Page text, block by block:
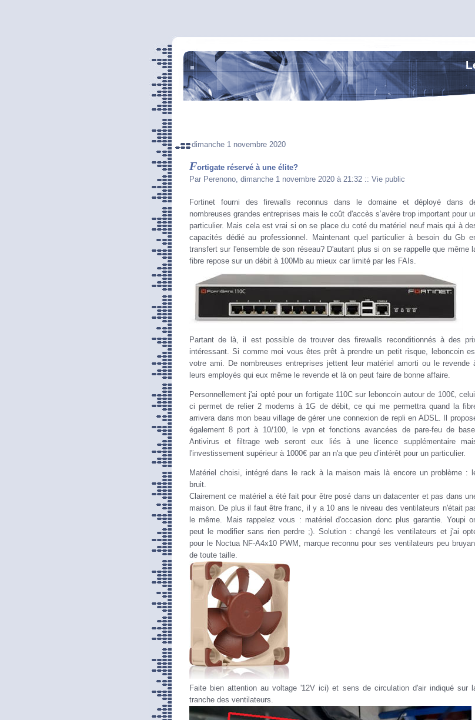
dimanche 1 novembre 2020
Fortigate réservé à une élite?
Par Perenono, dimanche 1 novembre 2020 à 21:32 :: Vie public
Fortinet fourni des firewalls reconnus dans le domaine et déployé dans
nombreuses grandes entreprises mais le coût d'accès s’avère trop important pour
particulier. Mais cela est vrai si on se place du coté du matériel neuf mais qui à
capacités dédié au professionnel. Maintenant quel particulier à besoin du Gb
transfert sur l'ensemble de son réseau? D'autant plus si on se rappelle que même
fibre repose sur un débit à 100Mb au mieux car limité par les FAIs.
Partant de là, il est possible de trouver des firewalls reconditionnés à des
intéressant. Si comme moi vous êtes prêt à prendre un petit risque, leboncoin
votre ami. De nombreuses entreprises jettent leur matériel amorti ou le revende
leurs employés qui eux même le revende et là on peut faire de bonne affaire.
Personnellement j'ai opté pour un fortigate 110C sur leboncoin autour de 100€,
ci permet de relier 2 modems à 1G de débit, ce qui me permettra quand la
arrivera dans mon beau village de gérer une connexion de repli en ADSL. Il
également 8 port à 10/100, le vpn et fonctions avancées de pare-feu de
Antivirus et filtrage web seront eux liés à une licence supplémentaire
l'investissement supérieur à 1000€ par an n'a que peu d’intérêt pour un particulier.
Matériel choisi, intégré dans le rack à la maison mais là encore un problème :
bruit.
Clairement ce matériel a été fait pour être posé dans un datacenter et pas dans
maison. De plus il faut être franc, il y a 10 ans le niveau des ventilateurs n'était
le même. Mais rappelez vous : matériel d'occasion donc plus garantie. Youpi
peut le modifier sans rien perdre ;). Solution : changé les ventilateurs et j'ai
pour le Noctua NF-A4x10 PWM, marque reconnu pour ses ventilateurs peu
de toute taille.
Faite bien attention au voltage '12V ici) et sens de circulation d'air indiqué sur
tranche des ventilateurs.